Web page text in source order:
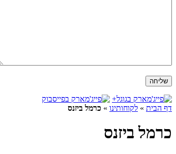
דף הבית » לקוחותינו » כרמל ביזנס
כרמל ביזנס